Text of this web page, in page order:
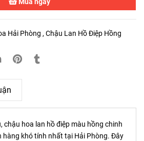
Mua ngay
Hải Phòng ,Chậu Lan Hồ Điệp Hồng
chậu hoa lan hồ điệp màu hồng chinh
hàng khó tính nhất tại Hải Phòng. Đây